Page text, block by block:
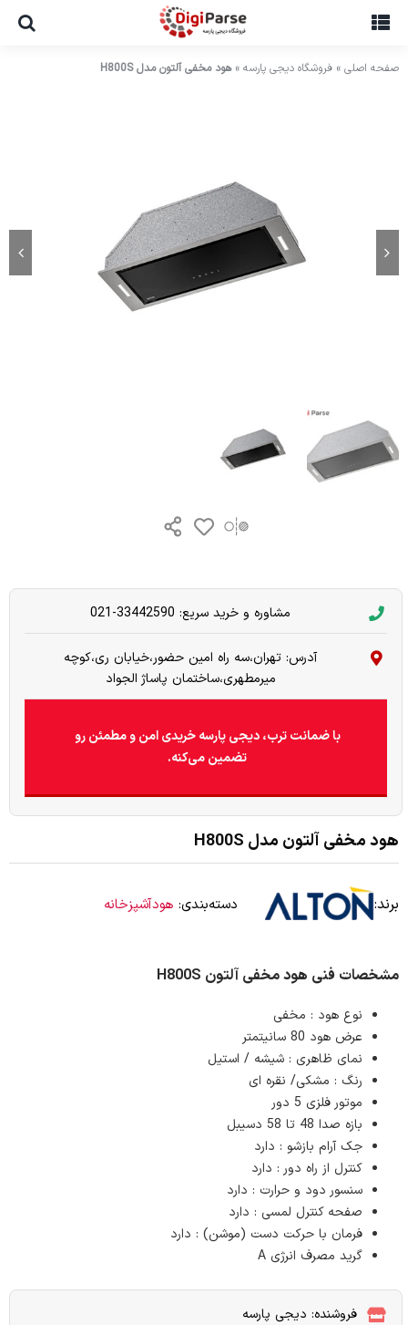
صفحه اصلی » فروشگاه دیجی پارسه »هود مخفی آلتون مدل H800S
مشاوره و خرید سریع: 33442590-021
آدرس: تهران،سه راه امین حضور،خیابان ری،کوچه
میرمطهری،ساختمان پاساژ الجواد
با ضمانت ترب، دیجی پارسه خریدی امن و مطمئن رو
تضمین می‌کنه.
هود مخفی آلتون مدل H800S
برند: دسته‌بندی: هودآشپزخانه
مشخصات فنی هود مخفی آلتون H800S
نوع هود : مخفی
عرض هود 80 سانیتمتر
نمای ظاهری : شیشه / استیل
رنگ : مشکی/ نقره ای
موتور فلزی 5 دور
بازه صدا 48 تا 58 دسیبل
جک آرام بازشو : دارد
کنترل از راه دور : دارد
سنسور دود و حرارت : دارد
صفحه کنترل لمسی : دارد
فرمان با حرکت دست (موشن) : دارد
گرید مصرف انرژی A
فروشنده: دیجی پارسه